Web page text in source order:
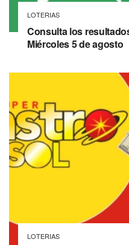
LOTERIAS
Consulta los
Miércoles 5 de agosto
LOTERIAS